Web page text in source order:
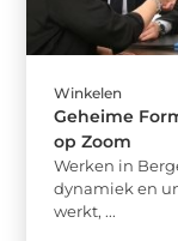
Winkelen
Geheime
op Zoom
Werken in
dynamiek en
werkt, ...